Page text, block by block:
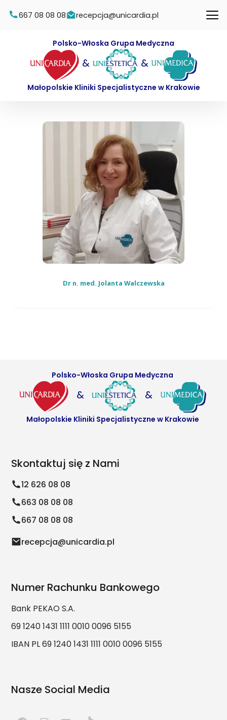
667 08 08 08 recepcja@unicardia.pl
Polsko-Włoska Grupa Medyczna
& &
Małopolskie Kliniki Specjalistyczne w Krakowie
Dr n. med. Jolanta Walczewska
Polsko-Włoska Grupa Medyczna
& &
Małopolskie Kliniki Specjalistyczne w Krakowie
Skontaktuj się z Nami
12 626 08 08
663 08 08 08
667 08 08 08
recepcja@unicardia.pl
Numer Rachunku Bankowego
Bank PEKAO S.A.
69 1240 1431 1111 0010 0096 5155
IBAN PL 69 1240 1431 1111 0010 0096 5155
Nasze Social Media